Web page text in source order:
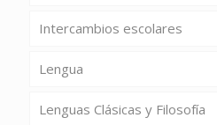
Intercambios escolares
Lengua
Lenguas Clásicas y Filosofía